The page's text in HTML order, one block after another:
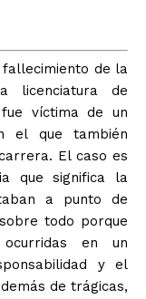
de la
licenciatura de
víctima de un
el que también
El caso es
que significa la
a punto de
todo porque
en un
y el
de trágicas,